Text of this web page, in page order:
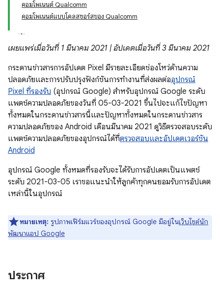
คอมโพเนนต์ Qualcomm
คอมโพเนนต์แบบโคลสซอร์สของ Qualcomm
เผยแพร่เมื่อวันที่ 1 มีนาคม 2021 | อัปเดตเมื่อวันที่ 3 มีนาคม 2021
กระดานข่าวสารการอัปเดต Pixel มีรายละเอียดช่องโหว่ด้านความ
ปลอดภัยและการปรับปรุงฟังก์ชันการทำงานที่ส่งผลต่ออุปกรณ์
Pixel ที่รองรับ (อุปกรณ์ Google) สำหรับอุปกรณ์ Google ระดับ
แพตช์ความปลอดภัยของวันที่ 05-03-2021 ขึ้นไปจะแก้ไขปัญหา
ทั้งหมดในกระดานข่าวสารนี้และปัญหาทั้งหมดในกระดานข่าวสาร
ความปลอดภัยของ Android เดือนมีนาคม 2021 ดูวิธีตรวจสอบระดับ
แพตช์ความปลอดภัยของอุปกรณ์ได้ที่ตรวจสอบและอัปเดตเวอร์ชัน
Android
อุปกรณ์ Google ทั้งหมดที่รองรับจะได้รับการอัปเดตเป็นแพตช์
ระดับ 2021-03-05 เราขอแนะนำให้ลูกค้าทุกคนยอมรับการอัปเดต
เหล่านี้ในอุปกรณ์
หมายเหตุ: รูปภาพเฟิร์มแวร์ของอุปกรณ์ Google มีอยู่ในเว็บไซต์นัก
พัฒนาแอป Google
ประกาศ